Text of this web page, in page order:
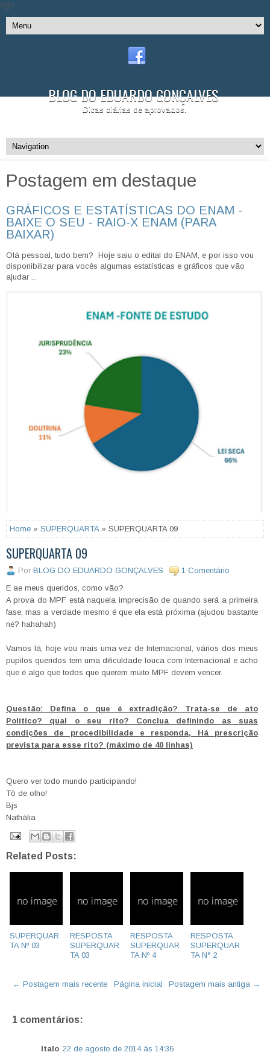
//]]>
BLOG DO EDUARDO GONÇALVES
Dicas diárias de aprovados.
Postagem em destaque
GRÁFICOS E ESTATÍSTICAS DO ENAM -
BAIXE O SEU - RAIO-X ENAM (PARA
BAIXAR)
Olá pessoal, tudo bem? Hoje saiu o edital do ENAM, e por isso vou
disponibilizar para vocês algumas estatísticas e gráficos que vão
ajudar ...
Home » SUPERQUARTA » SUPERQUARTA 09
SUPERQUARTA 09
Por BLOG DO EDUARDO GONÇALVES
1 Comentário
E ae meus queridos, como vão?
A prova do MPF está naquela imprecisão de quando será a primeira
fase, mas a verdade mesmo é que ela está próxima (ajudou bastante
né? hahahah)
Vamos lá, hoje vou mais uma vez de Internacional, vários dos meus
pupilos queridos tem uma dificuldade louca com Internacional e acho
que é algo que todos que querem muito MPF devem vencer.
Questão: Defina o que é extradição? Trata-se de ato
Político? qual o seu rito? Conclua definindo as suas
condições de procedibilidade e responda, Há prescrição
prevista para esse rito? (máximo de 40 linhas)
Quero ver todo mundo participando!
Tô de olho!
Bjs
Nathália
Related Posts:
SUPERQUAR
TA Nº 03
RESPOSTA
SUPERQUAR
TA 03
RESPOSTA
SUPERQUAR
TA Nº 4
RESPOSTA
SUPERQUAR
TA N° 2
← Postagem mais recente Postagem mais antiga →
Página inicial
1 comentários:
Italo 22 de agosto de 2014 às 14:36